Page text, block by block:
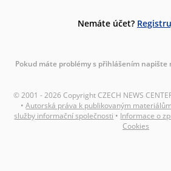
Nemáte účet?
Pokud máte problémy s přihlášením napište
© 2001 - 2026 Copyright CZECH NEWS
•Autorská práva k publikovaným materiálům
služby informační společnosti • Informace o
Cookies